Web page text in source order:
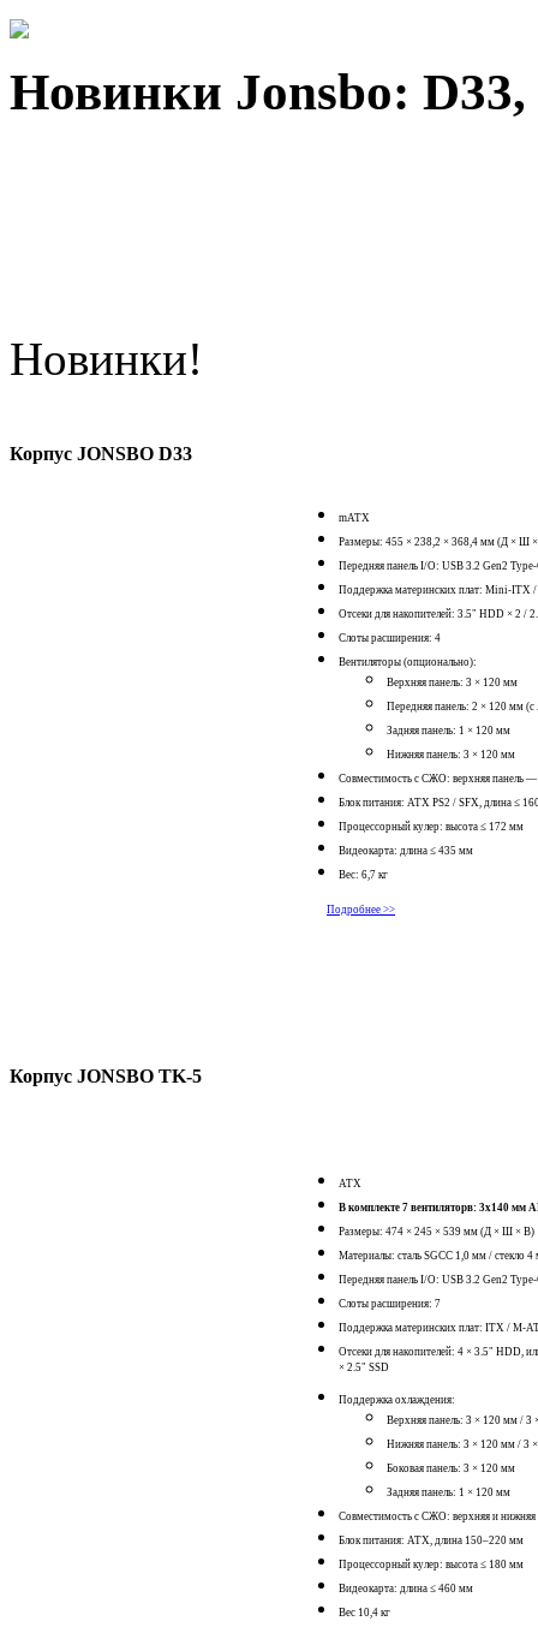
Новинки Jonsbo:
Новинки!
Корпус JONSBO D33
mATX
Размеры: 455 × 238,2 × 368,4 мм (Д × Ш
Передняя панель I/O: USB 3.2 Gen2
Поддержка материнских плат: Mini-ITX
Отсеки для накопителей: 3.5" HDD × 2 /
Слоты расширения: 4
Вентиляторы (опционально):
Верхняя панель: 3 × 120 мм
Передняя панель: 2 × 120 мм
Задняя панель: 1 × 120 мм
Нижняя панель: 3 × 120 мм
Совместимость с СЖО: верхняя панель
Блок питания: ATX PS2 / SFX, длина ≤
Процессорный кулер: высота ≤ 172 мм
Видеокарта: длина ≤ 435 мм
Вес: 6,7 кг
Подробнее >>
Корпус JONSBO TK-5
ATX
В комплекте 7 вентиляторв: 3x140 мм
Размеры: 474 × 245 × 539 мм (Д × Ш × В)
Материалы: сталь SGCC 1,0 мм / стекло 4
Передняя панель I/O: USB 3.2 Gen2
Слоты расширения: 7
Поддержка материнских плат: ITX / M-
Отсеки для накопителей: 4 × 3.5" HDD,
× 2.5" SSD
Поддержка охлаждения:
Верхняя панель: 3 × 120 мм / 3
Нижняя панель: 3 × 120 мм / 3
Боковая панель: 3 × 120 мм
Задняя панель: 1 × 120 мм
Совместимость с СЖО: верхняя и
Блок питания: ATX, длина 150–220 мм
Процессорный кулер: высота ≤ 180 мм
Видеокарта: длина ≤ 460 мм
Вес 10,4 кг